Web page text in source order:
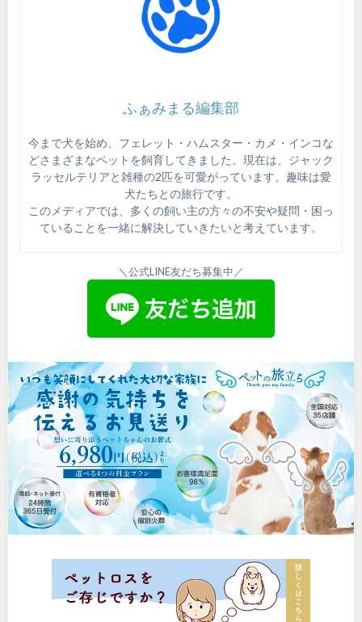
ふぁみまる編集部
今まで犬を始め、フェレット・ハムスター・カメ・インコな
どさまざまなペットを飼育してきました。現在は、ジャック
ラッセルテリアと雑種の2匹を可愛がっています。趣味は愛
犬たちとの旅行です。
このメディアでは、多くの飼い主の方々の不安や疑問・困っ
ていることを一緒に解決していきたいと考えています。
＼公式LINE友だち募集中／